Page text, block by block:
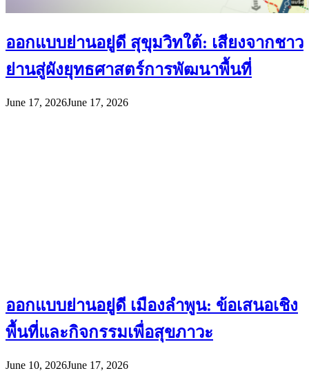
ออกแบบย่านอยู่ดี สุขุมวิทใต้: เสียงจากชาว
ย่านสู่ผังยุทธศาสตร์การพัฒนาพื้นที่
June 17, 2026June 17, 2026
ออกแบบย่านอยู่ดี เมืองลำพูน: ข้อเสนอเชิง
พื้นที่และกิจกรรมเพื่อสุขภาวะ
June 10, 2026June 17, 2026